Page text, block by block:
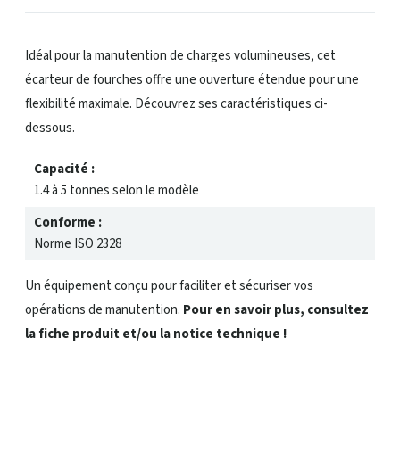
Idéal pour la manutention de charges volumineuses, cet
écarteur de fourches offre une ouverture étendue pour une
flexibilité maximale. Découvrez ses caractéristiques ci-
dessous.
Capacité :
1.4 à 5 tonnes selon le modèle
Conforme :
Norme ISO 2328
Un équipement conçu pour faciliter et sécuriser vos
opérations de manutention. Pour en savoir plus, consultez
la fiche produit et/ou la notice technique !